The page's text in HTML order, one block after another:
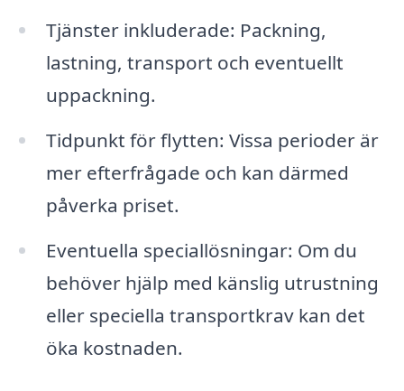
Tjänster inkluderade: Packning,
lastning, transport och eventuellt
uppackning.
Tidpunkt för flytten: Vissa perioder är
mer efterfrågade och kan därmed
påverka priset.
Eventuella speciallösningar: Om du
behöver hjälp med känslig utrustning
eller speciella transportkrav kan det
öka kostnaden.